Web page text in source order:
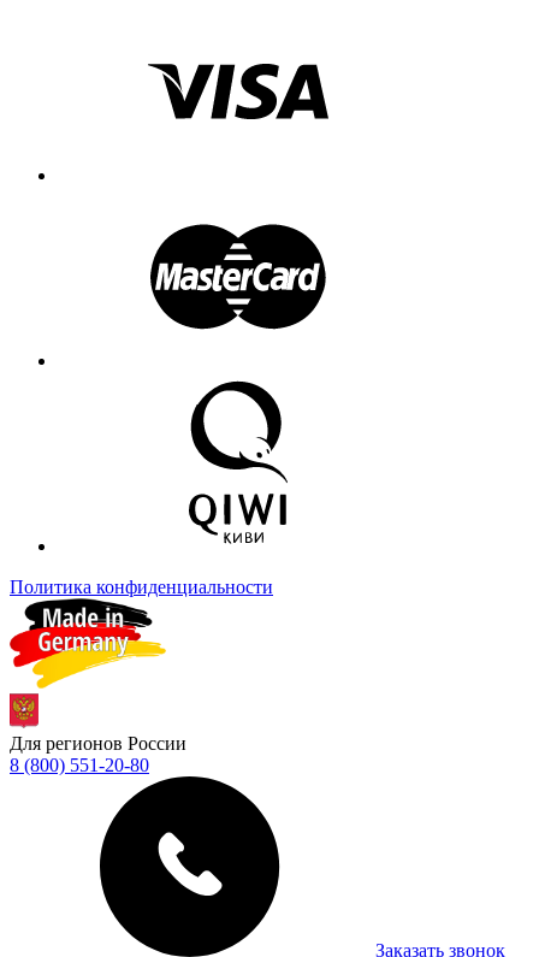
Политика конфиденциальности
Для регионов России
8 (800) 551-20-80
Заказать звонок